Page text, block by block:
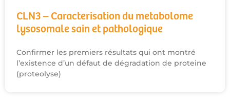
CLN3 – Caracterisation du metabolome
lysosomale sain et pathologique
Confirmer les premiers résultats qui ont montré
l’existence d’un défaut de dégradation de proteine
(proteolyse)